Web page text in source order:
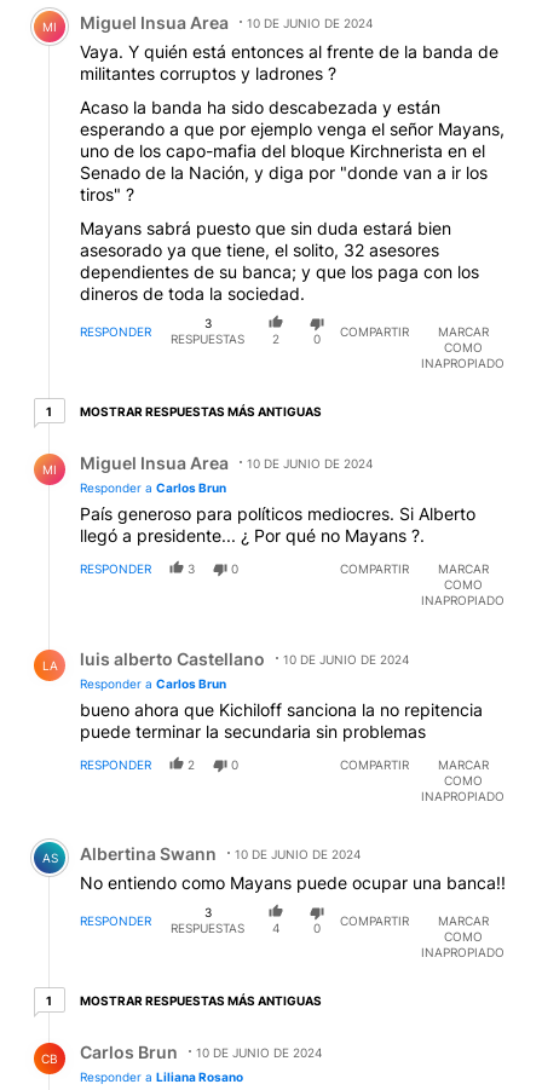
Comentario de Miguel Insua Area.
MI Miguel Insua Area 10 DE JUNIO DE 2024
Vaya. Y quién está entonces al frente de la banda de
militantes corruptos y ladrones ?
Acaso la banda ha sido descabezada y están
esperando a que por ejemplo venga el señor Mayans,
uno de los capo-mafia del bloque Kirchnerista en el
Senado de la Nación, y diga por "donde van a ir los
tiros" ?
Mayans sabrá puesto que sin duda estará bien
asesorado ya que tiene, el solito, 32 asesores
dependientes de su banca; y que los paga con los
dineros de toda la sociedad.
RESPONDER
3
RESPUESTAS
2 0
COMPARTIR
MARCAR
COMO
INAPROPIADO
11 respuesta más antiguas
MOSTRAR RESPUESTAS MÁS ANTIGUAS
MI Miguel Insua Area
10 DE JUNIO DE 2024
Responder a Carlos Brun
País generoso para políticos mediocres. Si Alberto
llegó a presidente... ¿ Por qué no Mayans ?.
RESPONDER 3 0 COMPARTIR
MARCAR
COMO
INAPROPIADO
LA luis alberto Castellano
10 DE JUNIO DE 2024
Responder a Carlos Brun
bueno ahora que Kichiloff sanciona la no repitencia
puede terminar la secundaria sin problemas
RESPONDER 2 0 COMPARTIR
MARCAR
COMO
INAPROPIADO
Comentario de Albertina Swann.
AS Albertina Swann 10 DE JUNIO DE 2024
No entiendo como Mayans puede ocupar una banca!!
RESPONDER
3
RESPUESTAS
4 0
COMPARTIR
MARCAR
COMO
INAPROPIADO
11 respuesta más antiguas
MOSTRAR RESPUESTAS MÁS ANTIGUAS
CB Carlos Brun
10 DE JUNIO DE 2024
Responder a Liliana Rosano